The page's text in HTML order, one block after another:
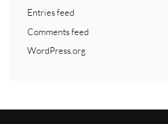
Entries feed
Comments feed
WordPress.org